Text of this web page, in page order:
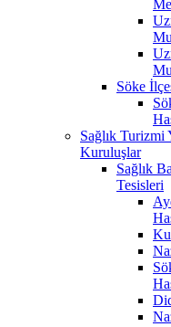
Söke
Sağlık Turizmi
Kuruluşlar
Sağlık
Tesisleri